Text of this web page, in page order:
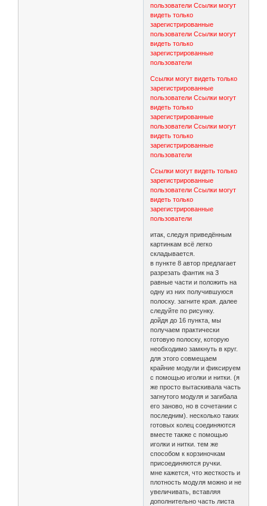
пользователи Ссылки могут
видеть только
зарегистрированные
пользователи Ссылки могут
видеть только
зарегистрированные
пользователи
Ссылки могут видеть только
зарегистрированные
пользователи Ссылки могут
видеть только
зарегистрированные
пользователи Ссылки могут
видеть только
зарегистрированные
пользователи
Ссылки могут видеть только
зарегистрированные
пользователи Ссылки могут
видеть только
зарегистрированные
пользователи
итак, следуя приведённым
картинкам всё легко
складывается.
в пункте 8 автор предлагает
разрезать фантик на 3
равные части и положить на
одну из них получившуюся
полоску. загните края. далее
следуйте по рисунку.
дойдя до 16 пункта, мы
получаем практически
готовую полоску, которую
необходимо замкнуть в круг.
для этого совмещаем
крайние модули и фиксируем
с помощью иголки и нитки. (я
же просто вытаскивала часть
загнутого модуля и загибала
его заново, но в сочетании с
последним). несколько таких
готовых колец соединяются
вместе также с помощью
иголки и нитки. тем же
способом к корзиночкам
присоединяются ручки.
мне кажется, что жесткость и
плотность модуля можно и не
увеличивать, вставляя
дополнительно часть листа